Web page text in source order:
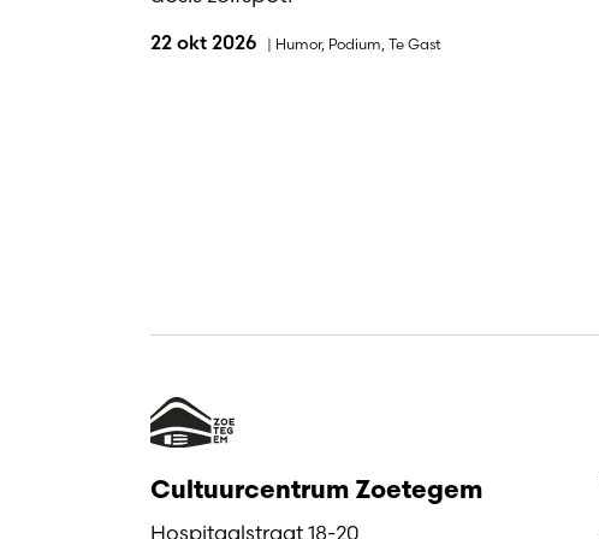
22 okt 2026 | Humor, Podium Te Gast
Cultuurcentrum Zoetegem
Hospitaalstraat 18-20